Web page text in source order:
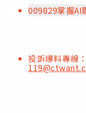
009829掌握AI
投訴爆料專線：